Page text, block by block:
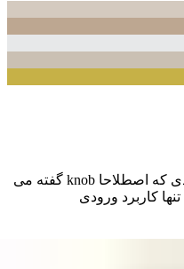
دستگیره ورودی 5004 دستگیره ورودی که اصطلاحا knob گفته می
کاربرد ورودی